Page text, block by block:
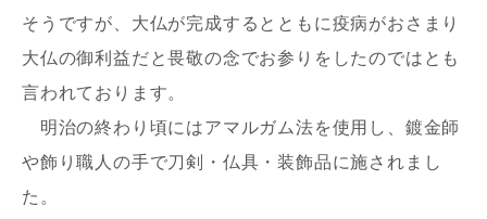
そうですが、大仏が完成するとともに疫病がおさまり
大仏の御利益だと畏敬の念でお参りをしたのではとも
言われております。
明治の終わり頃にはアマルガム法を使用し、鍍金師
や飾り職人の手で刀剣・仏具・装飾品に施されまし
た。